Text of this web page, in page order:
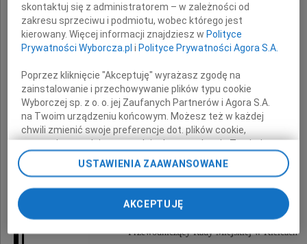
głębokie wyrazy współczucia
z powodu śmierci
Brata
składają
Krzysztof Słoń
Przewodniczący Rady Miejskiej w Kielcach
skontaktuj się z administratorem – w zależności od
zakresu sprzeciwu i podmiotu, wobec którego jest
kierowany. Więcej informacji znajdziesz w Polityce
Prywatności Wyborcza.pl i Polityce Prywatności Agora S.A.
Poprzez kliknięcie "Akceptuję" wyrażasz zgodę na
zainstalowanie i przechowywanie plików typu cookie
Wyborczej sp. z o. o. jej Zaufanych Partnerów i Agora S.A.
na Twoim urządzeniu końcowym. Możesz też w każdej
chwili zmienić swoje preferencje dot. plików cookie,
ponownie wywołując narzędzie do zarządzania Twoimi
preferencjami dot. przetwarzania danych poprzez
odnośnik „Ustawienia prywatności” w stopce serwisu i
Zmiana ustawień plików cookie możliwa jest także za
pomocą ustawień przeglądarki.
My, nasi Zaufani Partnerzy i Agora S.A. możemy
USTAWIENIA ZAAWANSOWANE
AKCEPTUJĘ